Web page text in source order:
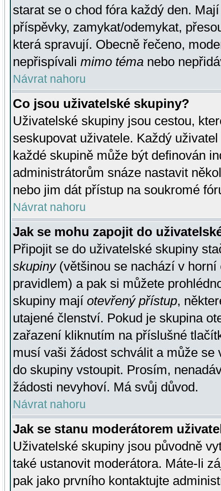
starat se o chod fóra každý den.
příspěvky, zamykat/odemykat,
která spravují. Obecně řečeno,
nepřispívali mimo téma nebo
Návrat nahoru
Co jsou uživatelské skupiny?
Uživatelské skupiny jsou cestou,
seskupovat uživatele. Každý
každé skupině může být definován
administrátorům snáze nastavit
nebo jim dát přístup na soukromé
Návrat nahoru
Jak se mohu zapojit do
Připojit se do uživatelské skupiny
skupiny(většinou se nachází v horní
pravidlem) a pak si můžete
skupiny mají otevřený přístup,
utajené členství. Pokud je skupina
zařazení kliknutím na příslušné
musí vaši žádost schválit a může se
do skupiny vstoupit. Prosím,
žádosti nevyhoví. Má svůj důvod.
Návrat nahoru
Jak se stanu moderátorem
Uživatelské skupiny jsou původně
také ustanovit moderátora. Máte-li
pak jako prvního kontaktujte